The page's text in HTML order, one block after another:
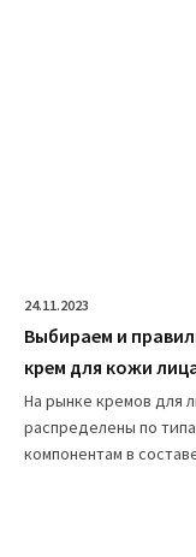
24.11.2023
Выбираем и
крем для кожи
На рынке кремов для
распределены по
компонентам в